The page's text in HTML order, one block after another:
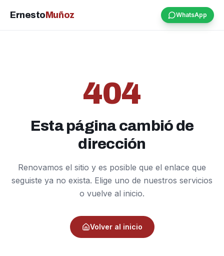
Ernesto Muñoz WhatsApp
404
Esta página cambió de
dirección
Renovamos el sitio y es posible que el enlace que
seguiste ya no exista. Elige uno de nuestros servicios
o vuelve al inicio.
Volver al inicio